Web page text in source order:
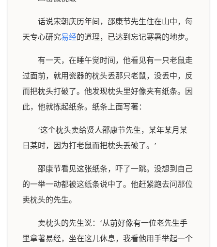
话说宋朝庆历年间，邵康节先生住在山中，每
天专心研究易经的道理，已达到忘记寒暑的地步。
有一天，在睡午觉时间，他看见有一只老鼠走
过面前，就用瓷器的枕头丢那只老鼠，没丢中，反
而把枕头打破了。他发现枕头里好像夹有纸条。因
此，他就拣起纸条。纸条上面写著：
‘这个枕头卖给贤人邵康节先生，某年某月某
日某时，因为打老鼠而把枕头丢破了。’
邵康节看见这张纸条，吓了一跳。没想到自己
的一举一动都被这纸条说中了。他赶紧跑去问那位
卖枕头的先生。
卖枕头的先生说：‘从前好像有一位老先生手
里拿著易经，坐在这儿休息，我看他用手举起一个